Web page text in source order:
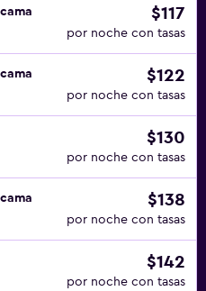
$117
por noche con tasas
$122
por noche con tasas
$130
por noche con tasas
$138
por noche con tasas
$142
por noche con tasas